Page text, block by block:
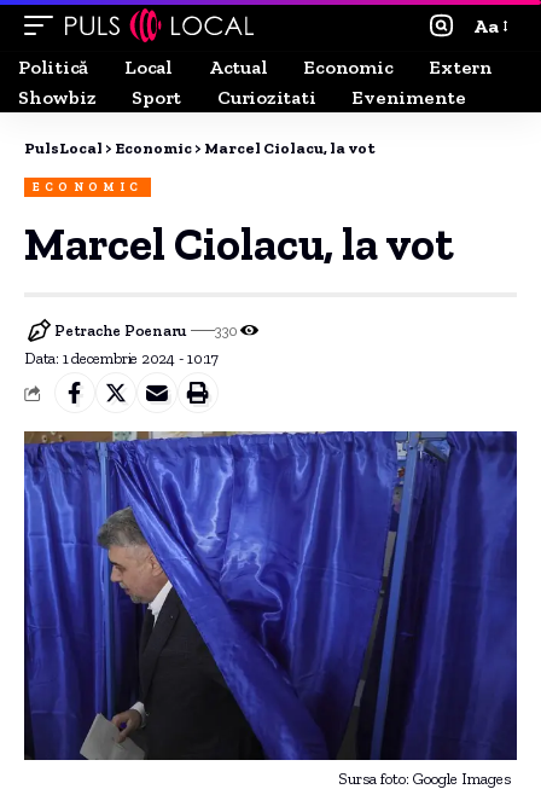
Aa
Politică
Local Actual Economic
Extern
Showbiz
Sport Curiozitati Evenimente
PulsLocal > Economic > Marcel Ciolacu, la vot
ECONOMIC
Marcel Ciolacu, la vot
Data: 1 decembrie 2024 - 10:17
Petrache Poenaru 330
Sursa foto: Google Images